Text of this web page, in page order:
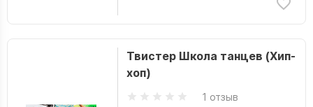
Твистер Школа танцев (Хип-
хоп)
1 отзыв